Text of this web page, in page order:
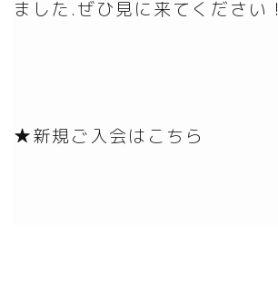
ました.ぜひ見に来てください！
★新規ご入会はこちら